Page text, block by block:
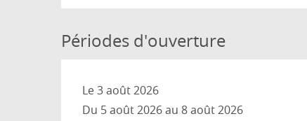
Périodes d'ouverture
Le 3 août 2026
Du 5 août 2026 au 8 août 2026